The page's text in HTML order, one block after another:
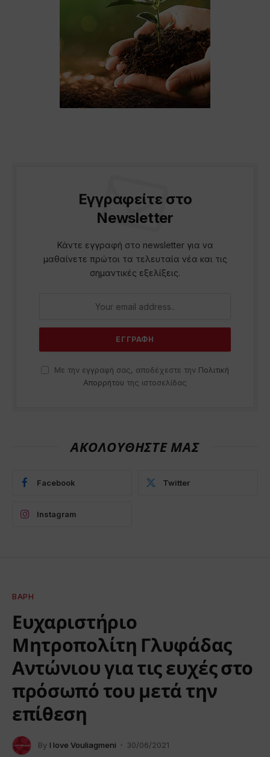
Εγγραφείτε στο
Newsletter
Κάντε εγγραφή στο newsletter για να
μαθαίνετε πρώτοι τα τελευταία νέα και τις
σημαντικές εξελίξεις.
Με την εγγραφή σας, αποδέχεστε την Πολιτική
Απορρήτου της ιστοσελίδας
ΑΚΟΛΟΥΘΗΣΤΕ ΜΑΣ
Facebook Twitter
Instagram
ΒΆΡΗ
Ευχαριστήριο
Μητροπολίτη Γλυφάδας
Αντώνιου για τις ευχές στο
πρόσωπό του μετά την
επίθεση
By I love Vouliagmeni
30/06/2021